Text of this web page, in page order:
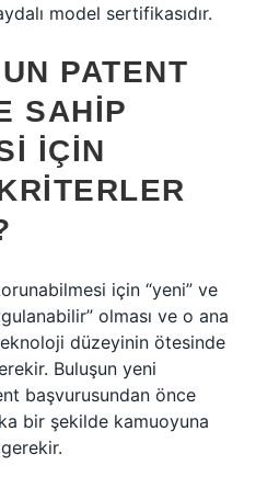
model sertifikasıdır.
PATENT
SAHIP
IÇIN
için “yeni” ve
olması ve o ana
düzeyinin ötesinde
Buluşun yeni
başvurusundan önce
bir şekilde kamuoyuna